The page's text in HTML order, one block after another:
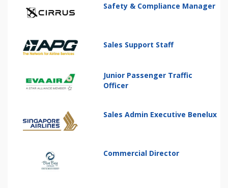
Safety & Compliance Manager
Sales Support Staff
Junior Passenger Traffic
Officer
Sales Admin Executive Benelux
Commercial Director